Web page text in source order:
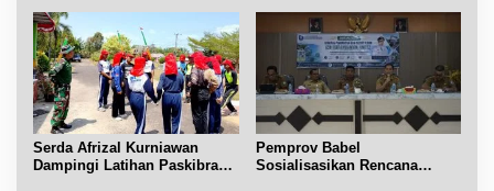
Serda Afrizal Kurniawan
Dampingi Latihan Paskibra
Pemprov Babel
Sosialisasikan Rencana